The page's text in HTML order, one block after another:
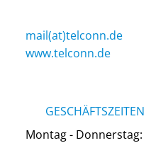
mail(at)telconn.de
www.telconn.de
GESCHÄFTSZEITEN
Montag - Donnerstag: